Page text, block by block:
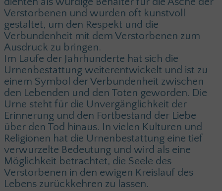
Verstorbenen und wurden oft kunstvoll
gestaltet, um den Respekt und die
Verbundenheit mit dem Verstorbenen zum
Ausdruck zu bringen.
Im Laufe der Jahrhunderte hat sich die
Urnenbestattung weiterentwickelt und ist zu
einem Symbol der Verbundenheit zwischen
den Lebenden und den Toten geworden. Die
Urne steht für die Unvergänglichkeit der
Erinnerung und den Fortbestand der Liebe
über den Tod hinaus. In vielen Kulturen und
Religionen hat die Urnenbestattung eine tief
verwurzelte Bedeutung und wird als eine
Möglichkeit betrachtet, die Seele des
Verstorbenen in den ewigen Kreislauf des
Lebens zurückkehren zu lassen.